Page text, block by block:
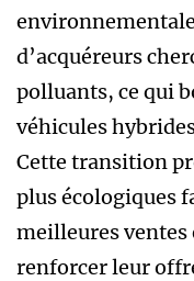
d’acquéreurs
polluants, ce qui
véhicules
Cette transition
plus écologiques
meilleures ventes
renforcer leur